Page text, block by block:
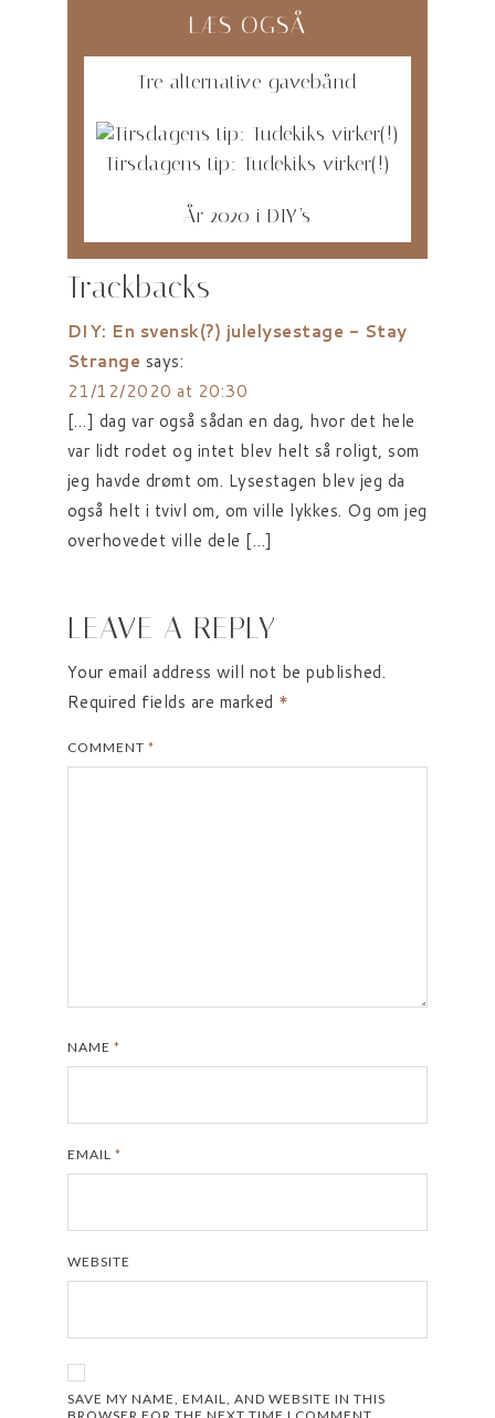
LÆS OGSÅ
Tre alternative gavebånd
Tirsdagens tip: Tudekiks virker(!)
År 2020 i DIY’s
Trackbacks
DIY: En svensk(?) julelysestage - Stay
Strange says:
21/12/2020 at 20:30
[…] dag var også sådan en dag, hvor det hele
var lidt rodet og intet blev helt så roligt, som
jeg havde drømt om. Lysestagen blev jeg da
også helt i tvivl om, om ville lykkes. Og om jeg
overhovedet ville dele […]
LEAVE A REPLY
Your email address will not be published.
Required fields are marked *
COMMENT *
NAME *
EMAIL *
WEBSITE
SAVE MY NAME, EMAIL, AND WEBSITE IN THIS